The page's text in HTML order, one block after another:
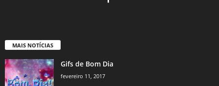
MAIS NOTÍCIAS
Gifs de Bom Dia
fevereiro 11, 2017